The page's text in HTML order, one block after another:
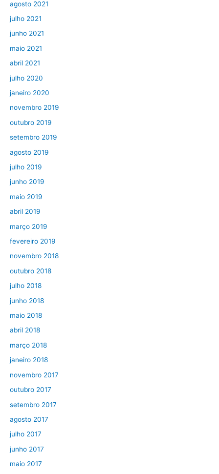
agosto 2021
julho 2021
junho 2021
maio 2021
abril 2021
julho 2020
janeiro 2020
novembro 2019
outubro 2019
setembro 2019
agosto 2019
julho 2019
junho 2019
maio 2019
abril 2019
março 2019
fevereiro 2019
novembro 2018
outubro 2018
julho 2018
junho 2018
maio 2018
abril 2018
março 2018
janeiro 2018
novembro 2017
outubro 2017
setembro 2017
agosto 2017
julho 2017
junho 2017
maio 2017